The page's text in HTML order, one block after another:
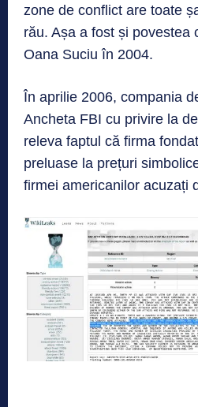
zone de conflict are toate
rău. Așa a fost și povestea
Oana Suciu în 2004.
În aprilie 2006, compania
Ancheta FBI cu privire la
releva faptul că firma
preluase la prețuri
firmei americanilor acuzați